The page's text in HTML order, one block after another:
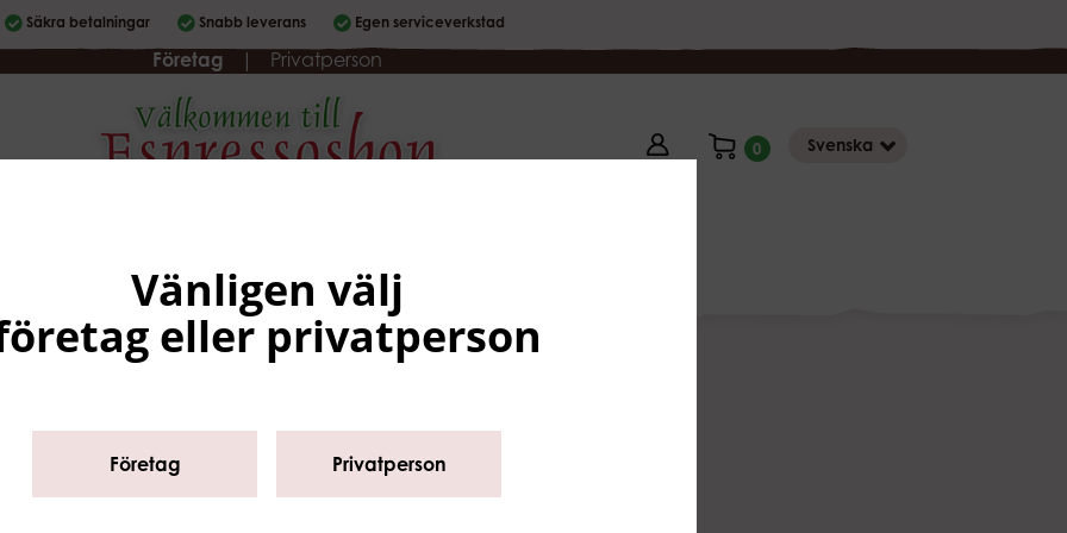
Säkra betalningar Snabb leverans Egen serviceverkstad
Företag | Privatperson
0 Svenska
/ Glassmaskiner & tillbehör / Tillbehör / Blenders & Mixers
Sirman mixer
Vänligen välj
eller privatperson
Företag Privatperson